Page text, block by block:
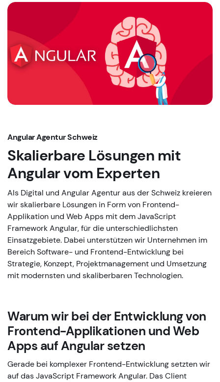
Angular Agentur Schweiz
Skalierbare Lösungen mit
Angular vom Experten
Als Digital und Angular Agentur aus der Schweiz kreieren
wir skalierbare Lösungen in Form von Frontend-
Applikation und Web Apps mit dem JavaScript
Framework Angular, für die unterschiedlichsten
Einsatzgebiete. Dabei unterstützen wir Unternehmen im
Bereich Software- und Frontend-Entwicklung bei
Strategie, Konzept, Projektmanagement und Umsetzung
mit modernsten und skaliberbaren Technologien.
Warum wir bei der Entwicklung von
Frontend-Applikationen und Web
Apps auf Angular setzen
Gerade bei komplexer Frontend-Entwicklung setzten wir
auf das JavaScript Framework Angular. Das Client